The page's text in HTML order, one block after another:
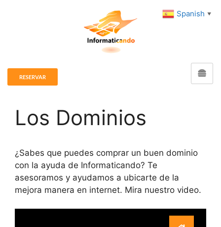
RESERVAR
Los Dominios
¿Sabes que puedes comprar un buen dominio
con la ayuda de Informaticando? Te
asesoramos y ayudamos a ubicarte de la
mejora manera en internet. Mira nuestro video.
Spanish ▼